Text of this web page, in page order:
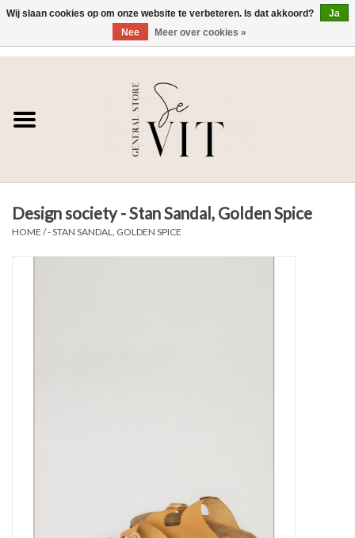
SE VIT
HEREN
WONEN
Design society - Stan Sandal, Golden Spice
HOME /- STAN SANDAL, GOLDEN SPICE
Wij slaan cookies op om onze website te verbeteren. Is dat akkoord?
Ja
Nee
Meer over cookies »